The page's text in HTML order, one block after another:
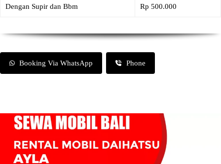
Dengan Supir dan Bbm Rp 500.000
Booking Via WhatsApp Phone